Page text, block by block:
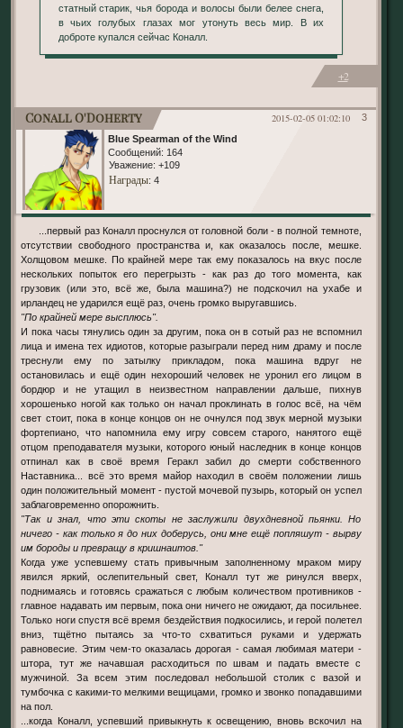
статный старик, чья борода и волосы были белее снега,
в чьих голубых глазах мог утонуть весь мир. В их
доброте купался сейчас Коналл.
+2
3
2015-02-05 01:02:10
Conall O'Doherty
Blue Spearman of the Wind
Сообщений: 164
Уважение: +109
Награды: 4
...первый раз Коналл проснулся от головной боли - в полной темноте,
отсутствии свободного пространства и, как оказалось после, мешке.
Холщовом мешке. По крайней мере так ему показалось на вкус после
нескольких попыток его перегрызть - как раз до того момента, как
грузовик (или это, всё же, была машина?) не подскочил на ухабе и
ирландец не ударился ещё раз, очень громко выругавшись.
"По крайней мере высплюсь".
И пока часы тянулись один за другим, пока он в сотый раз не вспомнил
лица и имена тех идиотов, которые разыграли перед ним драму и после
треснули ему по затылку прикладом, пока машина вдруг не
остановилась и ещё один нехороший человек не уронил его лицом в
бордюр и не утащил в неизвестном направлении дальше, пихнув
хорошенько ногой как только он начал проклинать в голос всё, на чём
свет стоит, пока в конце концов он не очнулся под звук мерной музыки
фортепиано, что напомнила ему игру совсем старого, нанятого ещё
отцом преподавателя музыки, которого юный наследник в конце концов
отпинал как в своё время Геракл забил до смерти собственного
Наставника... всё это время майор находил в своём положении лишь
один положительный момент - пустой мочевой пузырь, который он успел
заблаговременно опорожнить.
"Так и знал, что эти скоты не заслужили двухдневной пьянки. Но
ничего - как только я до них доберусь, они мне ещё попляшут - вырву
им бороды и превращу в кришнаитов."
Когда уже успевшему стать привычным заполненному мраком миру
явился яркий, ослепительный свет, Коналл тут же ринулся вверх,
поднимаясь и готовясь сражаться с любым количеством противников -
главное надавать им первым, пока они ничего не ожидают, да посильнее.
Только ноги спустя всё время бездействия подкосились, и герой полетел
вниз, тщётно пытаясь за что-то схватиться руками и удержать
равновесие. Этим чем-то оказалась дорогая - самая любимая матери -
штора, тут же начавшая расходиться по швам и падать вместе с
мужчиной. За всем этим последовал небольшой столик с вазой и
тумбочка с какими-то мелкими вещицами, громко и звонко попадавшими
на пол.
...когда Коналл, успевший привыкнуть к освещению, вновь вскочил на